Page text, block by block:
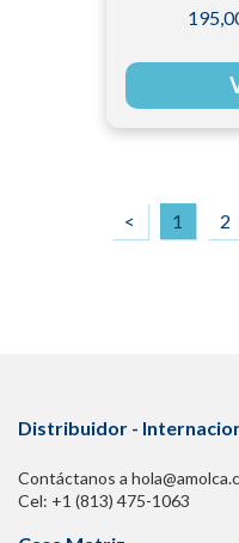
< 1 2
Distribuidor -
Contáctanos a
Cel: +1 (813) 475-1063